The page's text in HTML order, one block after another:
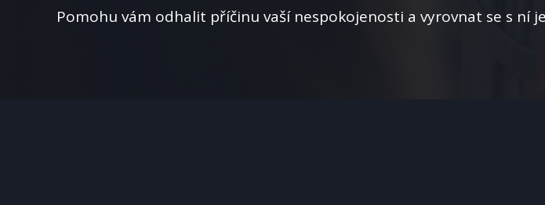
Pomohu vám odhalit příčinu vaší nespokojenosti a vyrovnat se s ní